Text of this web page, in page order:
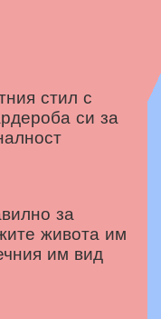
стил с
си за
за
живота им
им вид